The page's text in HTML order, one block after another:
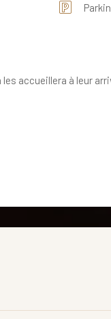
accueillera à leur